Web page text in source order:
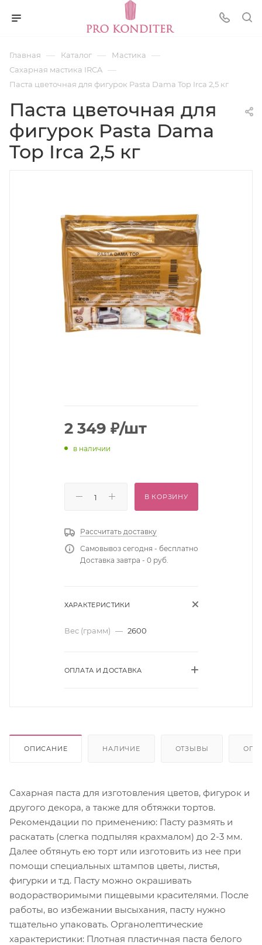
Главная — Каталог — Мастика —
Сахарная мастика IRCA —
Паста цветочная для фигурок Pasta Dama Top Irca 2,5 кг
Паста цветочная для
фигурок Pasta Dama
Top Irca 2,5 кг
2 349 ₽/шт
в наличии
В КОРЗИНУ
Рассчитать доставку
Самовывоз сегодня - бесплатно
Доставка завтра - 0 руб.
ХАРАКТЕРИСТИКИ
Вес (грамм) — 2600
ОПЛАТА И ДОСТАВКА
ОПИСАНИЕ НАЛИЧИЕ ОТЗЫВЫ
Сахарная паста для изготовления цветов, фигурок и
другого декора, а также для обтяжки тортов.
Рекомендации по применению: Пасту размять и
раскатать (слегка подпыляя крахмалом) до 2-3 мм.
Далее обтянуть ею торт или изготовить из нее при
помощи специальных штампов цветы, листья,
фигурки и т.д. Пасту можно окрашивать
водорастворимыми пищевыми красителями. После
работы, во избежании высыхания, пасту нужно
тщательно упаковать. Органолептические
характеристики: Плотная пластичная паста белого